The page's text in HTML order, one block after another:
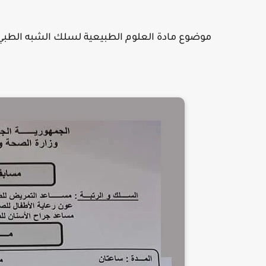
موضوع مادة العلوم الطبيعية لسلك الشبه